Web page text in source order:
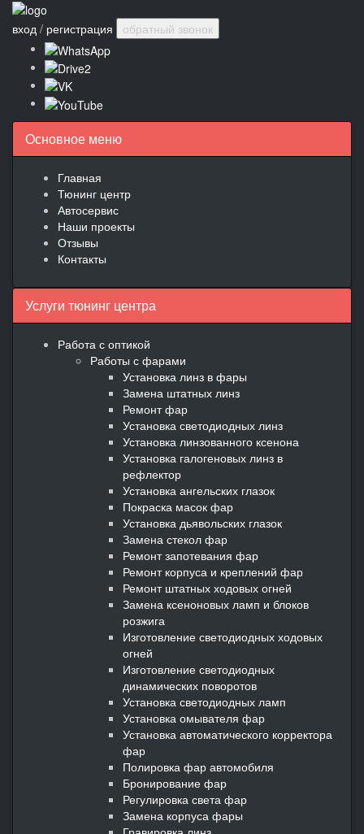
вход / регистрация обратный звонок
Основное меню
Главная
Тюнинг центр
Автосервис
Наши проекты
Отзывы
Контакты
Услуги тюнинг центра
Работа с оптикой
Работы с фарами
Установка линз в фары
Замена штатных линз
Ремонт фар
Установка светодиодных линз
Установка линзованного ксенона
Установка галогеновых линз в
рефлектор
Установка ангельских глазок
Покраска масок фар
Установка дьявольских глазок
Замена стекол фар
Ремонт запотевания фар
Ремонт корпуса и креплений фар
Ремонт штатных ходовых огней
Замена ксеноновых ламп и блоков
розжига
Изготовление светодиодных ходовых
огней
Изготовление светодиодных
динамических поворотов
Установка светодиодных ламп
Установка омывателя фар
Установка автоматического корректора
фар
Полировка фар автомобиля
Бронирование фар
Регулировка света фар
Замена корпуса фары